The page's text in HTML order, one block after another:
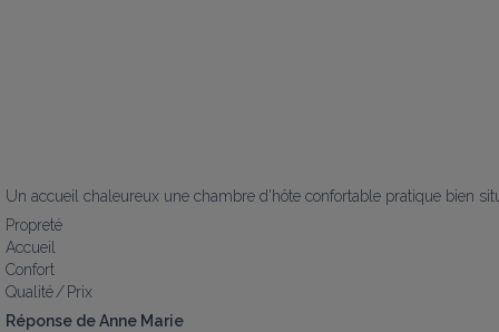
Un accueil chaleureux une chambre d'hôte confortable pratique bien
Propreté
Accueil
Confort
Qualité / Prix
Réponse de Anne Marie